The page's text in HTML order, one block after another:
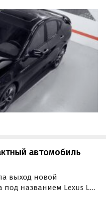
на данные
листов «Москвича».
автомобиль
выход новой
названием Lexus LBX